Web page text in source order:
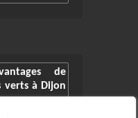
de
verts à Dijon